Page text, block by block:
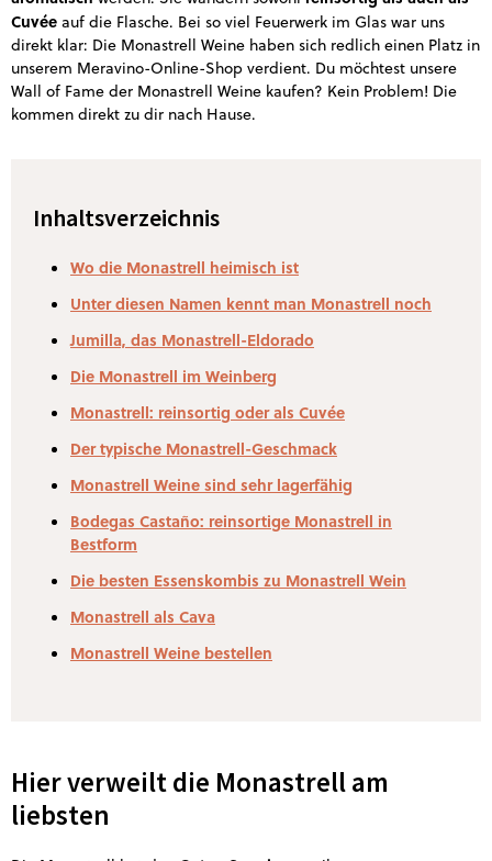
Cuvée auf die Flasche. Bei so viel Feuerwerk im Glas war uns
direkt klar: Die Monastrell Weine haben sich redlich einen Platz in
unserem Meravino-Online-Shop verdient. Du möchtest unsere
Wall of Fame der Monastrell Weine kaufen? Kein Problem! Die
kommen direkt zu dir nach Hause.
Inhaltsverzeichnis
Wo die Monastrell heimisch ist
Unter diesen Namen kennt man Monastrell noch
Jumilla, das Monastrell-Eldorado
Die Monastrell im Weinberg
Monastrell: reinsortig oder als Cuvée
Der typische Monastrell-Geschmack
Monastrell Weine sind sehr lagerfähig
Bodegas Castaño: reinsortige Monastrell in
Bestform
Die besten Essenskombis zu Monastrell Wein
Monastrell als Cava
Monastrell Weine bestellen
Hier verweilt die Monastrell am
liebsten